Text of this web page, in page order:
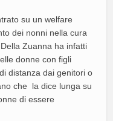
su un welfare
dei nonni nella cura
Zuanna ha infatti
donne con figli
distanza dai genitori o
che la dice lunga su
di essere